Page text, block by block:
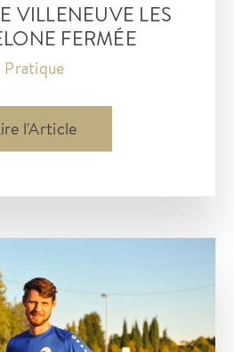
VILLENEUVE LES
FERMÉE
Pratique
l'Article